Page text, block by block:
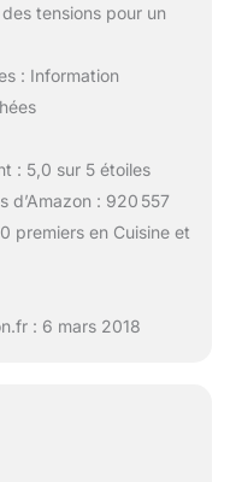
tensions pour un
: Information
: 5,0 sur 5 étoiles
d’Amazon : 920 557
premiers en Cuisine et
: 6 mars 2018